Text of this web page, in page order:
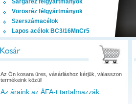
Sárgaréz félgyártmányok
Vörösréz félgyártmányok
Szerszámacélok
Lapos acélok BC3/16MnCr5
Az Ön kosara üres, vásárláshoz kérjük, válasszon
termékeink közül!
Az áraink az ÁFA-t tartalmazzák.